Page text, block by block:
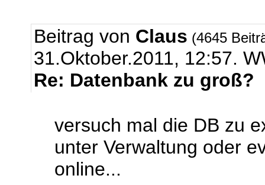
Beitrag von Claus (4645
31.Oktober.2011, 12:57.
Re: Datenbank zu groß?
versuch mal die DB zu
unter Verwaltung oder
online...